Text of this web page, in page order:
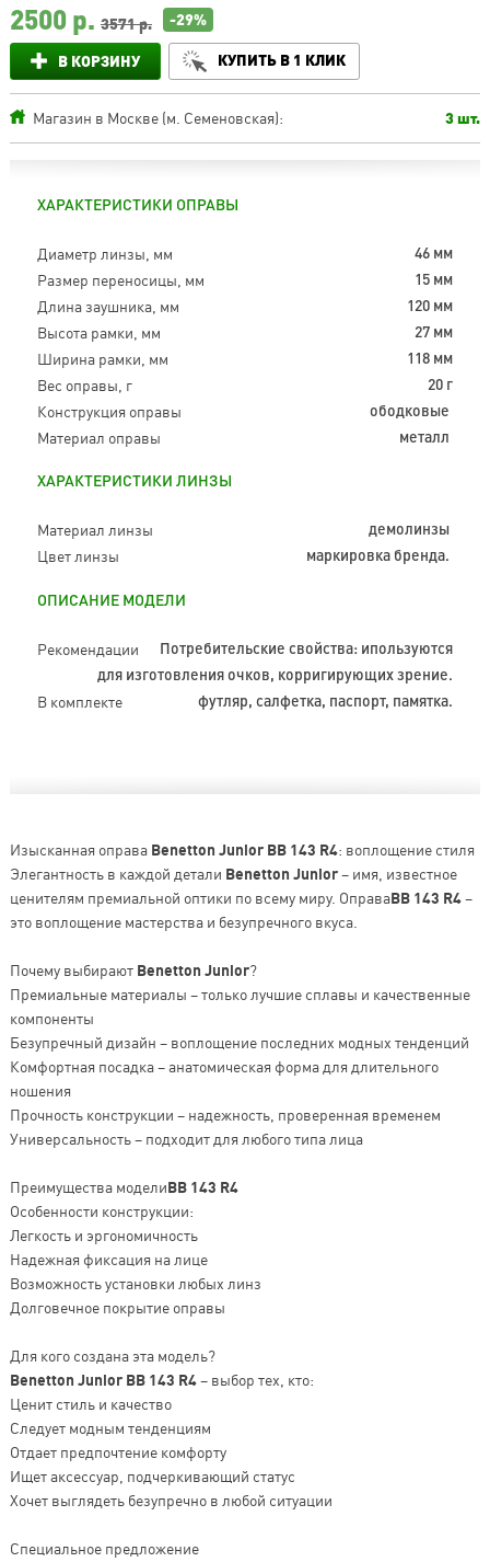
2500р. 3571 р. -29%
В КОРЗИНУ КУПИТЬ В 1 КЛИК
Магазин в Москве (м. Семеновская): 3 шт.
ХАРАКТЕРИСТИКИ ОПРАВЫ
Диаметр линзы, мм 46 мм
Размер переносицы, мм 15 мм
Длина заушника, мм 120 мм
Высота рамки, мм 27 мм
Ширина рамки, мм 118 мм
Вес оправы, г 20 г
Конструкция оправы ободковые
Материал оправы металл
ХАРАКТЕРИСТИКИ ЛИНЗЫ
Материал линзы демолинзы
Цвет линзы маркировка бренда.
ОПИСАНИЕ МОДЕЛИ
Рекомендации
Потребительские свойства: ипользуются
для изготовления очков, корригирующих зрение.
В комплекте футляр, салфетка, паспорт, памятка.
Изысканная оправа Benetton Junior BB 143 R4: воплощение стиля
Элегантность в каждой детали Benetton Junior– имя, известное
ценителям премиальной оптики по всему миру. ОправаBB 143 R4–
это воплощение мастерства и безупречного вкуса.
Почему выбирают Benetton Junior?
Премиальные материалы – только лучшие сплавы и качественные
компоненты
Безупречный дизайн – воплощение последних модных тенденций
Комфортная посадка – анатомическая форма для длительного
ношения
Прочность конструкции – надежность, проверенная временем
Универсальность – подходит для любого типа лица
Преимущества моделиBB 143 R4
Особенности конструкции:
Легкость и эргономичность
Надежная фиксация на лице
Возможность установки любых линз
Долговечное покрытие оправы
Для кого создана эта модель?
Benetton Junior BB 143 R4– выбор тех, кто:
Ценит стиль и качество
Следует модным тенденциям
Отдает предпочтение комфорту
Ищет аксессуар, подчеркивающий статус
Хочет выглядеть безупречно в любой ситуации
Специальное предложение